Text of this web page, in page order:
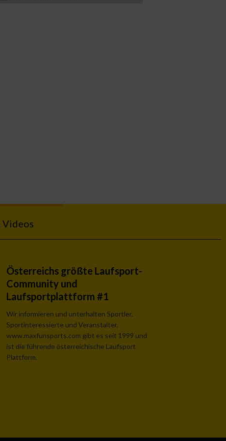
Videos
Österreichs größte Laufsport-
Community und
Laufsportplattform #1
Wir informieren und unterhalten Sportler,
Sportinteressierte und Veranstalter.
www.maxfunsports.com gibt es seit 1999 und
ist die führende österreichische Laufsport
Plattform.